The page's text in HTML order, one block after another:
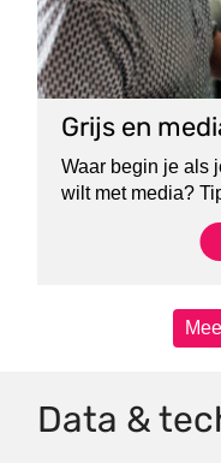
Grijs en
Waar begin je als
wilt met media?
Data &